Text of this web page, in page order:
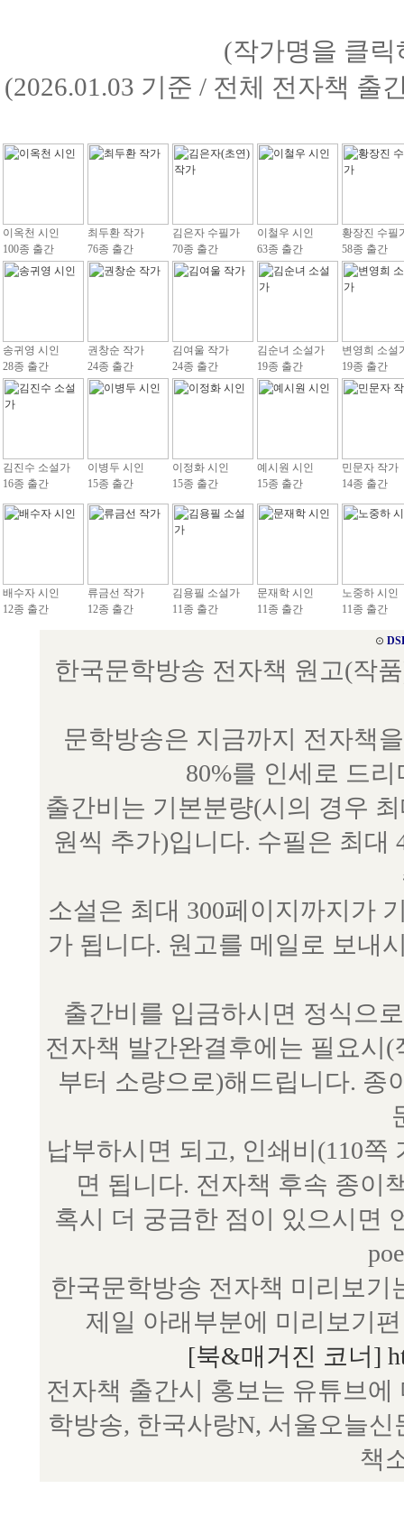
(작가명을 클
(2026.01.03 기준 / 전체 전자책 출
이옥천 시인
100종 출간
최두환 작가
76종 출간
김은자 수필가
70종 출간
이철우 시인
63종 출간
황장진 수필
58종 출간
송귀영 시인
28종 출간
권창순 작가
24종 출간
김여울 작가
24종 출간
김순녀 소설가
19종 출간
변영희 소설
19종 출간
김진수 소설가
16종 출간
이병두 시인
15종 출간
이정화 시인
15종 출간
예시원 시인
15종 출간
민문자 작가
14종 출간
배수자 시인
12종 출간
류금선 작가
12종 출간
김용필 소설가
11종 출간
문재학 시인
11종 출간
노중하 시인
11종 출간
⊙
한국문학방송 전자책 원고(작
문학방송은 지금까지 전자책
80%를 인세로 드
출간비는 기본분량(시의 경우
원씩 추가)입니다. 수필은 최대
소설은 최대 300페이지까지가
가 됩니다. 원고를 메일로 보내
출간비를 입금하시면 정식으
전자책 발간완결후에는 필요시
부터 소량으로)해드립니다. 종
납부하시면 되고, 인쇄비(110
면 됩니다. 전자책 후속 종이
혹시 더 궁금한 점이 있으시면
한국문학방송 전자책 미리보
제일 아래부분에 미리보기
[북&매거진 코너]
전자책 출간시 홍보는 유튜브
학방송, 한국사랑N, 서울오늘
책